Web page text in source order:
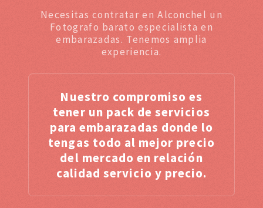
Necesitas contratar en Alconchel un
Fotografo barato especialista en
embarazadas. Tenemos amplia
experiencia.
Nuestro compromiso es
tener un pack de servicios
para embarazadas donde lo
tengas todo al mejor precio
del mercado en relación
calidad servicio y precio.